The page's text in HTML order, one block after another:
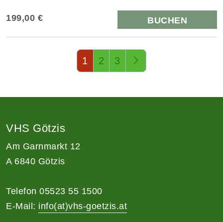
199,00 € BUCHEN
1 2 3
VHS Götzis
Am Garnmarkt 12
A 6840 Götzis
Telefon 05523 55 1500
E-Mail: info(at)vhs-goetzis.at